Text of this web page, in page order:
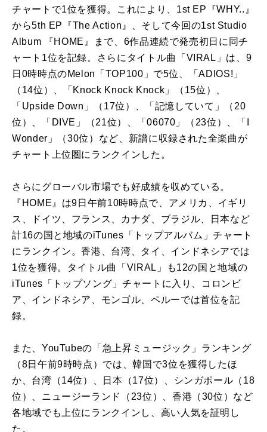
チャートで1位を獲得。これにより、1st EP『WHY..』
から5th EP『The Action』、そして今回の1st Studio
Album 『HOME』まで、6作品連続で発売初日に同チ
ャート1位を記録。さらにタイトル曲「VIRAL」は、9
日0時時点のMelon「TOP100」で5位、「ADIOS!」
（14位）、「Knock Knock Knock」（15位）、
「Upside Down」（17位）、「記憶していて」（20
位）、「DIVE」（21位）、「06070」（23位）、「I
Wonder」（30位）など、新譜に収録された全楽曲が
チャート上位圏にランクインした。
さらにグローバル市場でも好成績を収めている。
『HOME』は9日午前10時時点で、アメリカ、イギリ
ス、ドイツ、フランス、カナダ、ブラジル、日本など
計16の国と地域のiTunes「トップアルバム」チャート
にランクイン。香港、台湾、タイ、インドネシアでは
1位を獲得。タイトル曲「VIRAL」も12の国と地域の
iTunes「トップソング」チャートに入り、コロンビ
ア、インドネシア、モンゴル、ペルーでは首位を記
録。
また、YouTubeの「急上昇ミュージック」ランキング
（8日午前9時時点）では、韓国で3位を獲得したほ
か、台湾（14位）、日本（17位）、シンガポール（18
位）、ニュージーランド（23位）、香港（30位）など
各地域でも上位にランクインし、高い人気を証明し
た。